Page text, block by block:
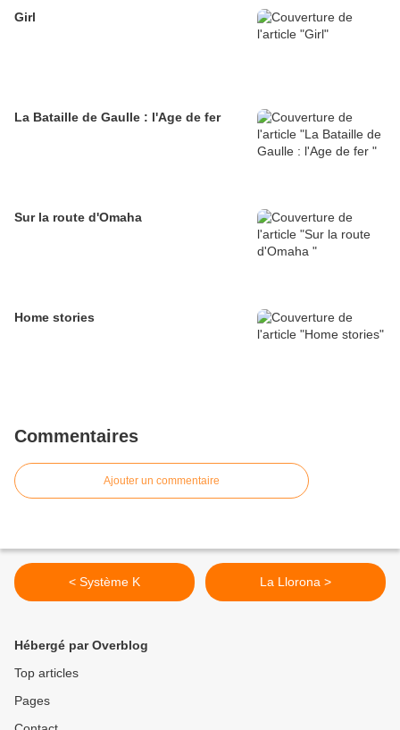
Girl
La Bataille de Gaulle : l'Age de fer
Sur la route d'Omaha
Home stories
Commentaires
Ajouter un commentaire
< Système K La Llorona >
Hébergé par Overblog
Top articles
Pages